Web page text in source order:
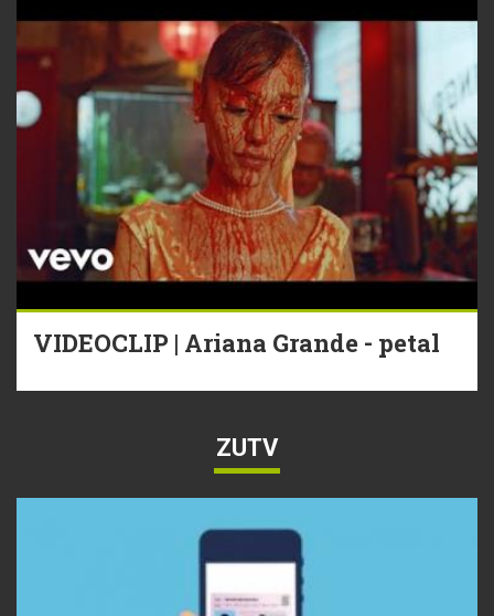
VIDEOCLIP | Ariana Grande - petal
ZUTV